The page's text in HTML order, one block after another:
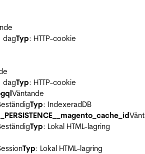
dagTyp: HTTP-cookie
dagTyp: HTTP-cookie
Väntande
Typ: IndexeradDB
Typ: Lokal HTML-lagring
Typ: Lokal HTML-lagring